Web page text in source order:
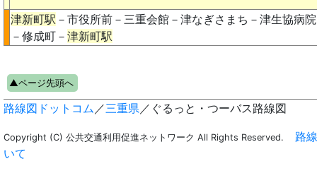
津新町駅 －市役所前－三重会館－津なぎさまち－津生協病
－修成町－ 津新町駅
▲ページ先頭へ
路線図ドットコム ／三重県／ぐるっと・つーバス路線図
Copyright (C) 公共交通利用促進ネットワーク All Rights Reserved.
路
いて